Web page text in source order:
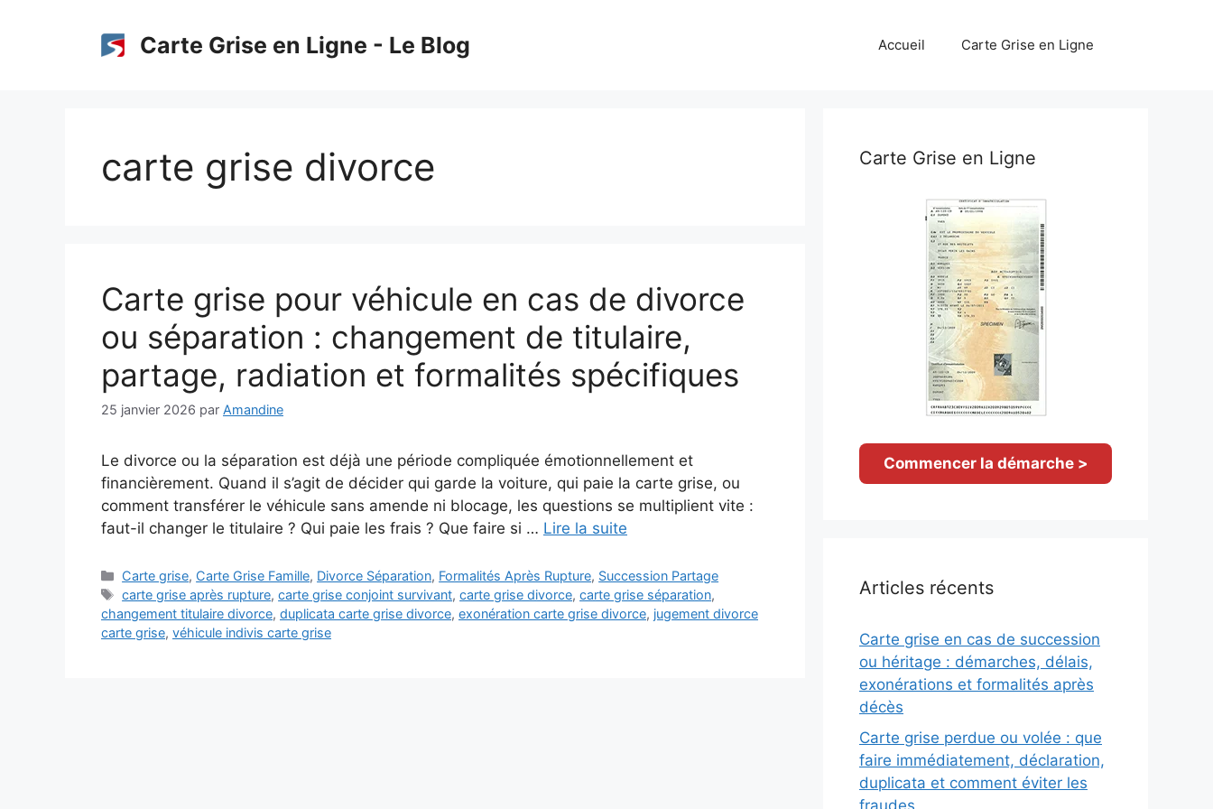
Carte Grise en Ligne - Le Blog Accueil Carte Grise en Ligne
carte grise divorce
Carte grise pour véhicule en cas de divorce
ou séparation : changement de titulaire,
partage, radiation et formalités spécifiques
25 janvier 2026 par Amandine
Le divorce ou la séparation est déjà une période compliquée émotionnellement et
financièrement. Quand il s’agit de décider qui garde la voiture, qui paie la carte grise, ou
comment transférer le véhicule sans amende ni blocage, les questions se multiplient vite :
faut-il changer le titulaire ? Qui paie les frais ? Que faire si … Lire la suite
Catégories
Carte grise, Carte Grise Famille, Divorce Séparation, Formalités Après Rupture, Succession Partage
Étiquettes
carte grise après rupture,carte grise conjoint survivant,carte grise divorce,carte grise séparation,
changement titulaire divorce, duplicata carte grise divorce, exonération carte grise divorce, jugement divorce
carte grise, véhicule indivis carte grise
Carte Grise en Ligne
Commencer la démarche >
Articles récents
Carte grise en cas de succession
ou héritage : démarches, délais,
exonérations et formalités après
décès
Carte grise perdue ou volée : que
faire immédiatement, déclaration,
duplicata et comment éviter les
fraudes